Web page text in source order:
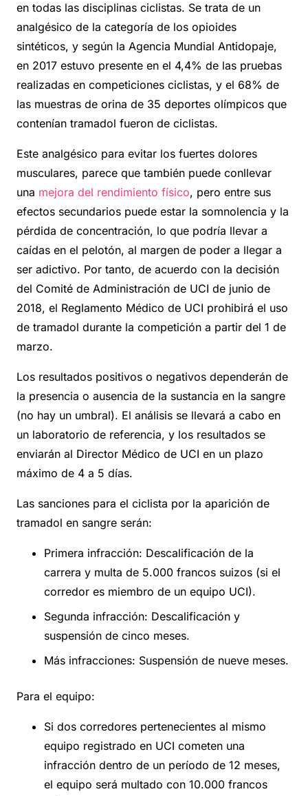
en todas las disciplinas ciclistas. Se trata de un
analgésico de la categoría de los opioides
sintéticos, y según la Agencia Mundial Antidopaje,
en 2017 estuvo presente en el 4,4% de las pruebas
realizadas en competiciones ciclistas, y el 68% de
las muestras de orina de 35 deportes olímpicos que
contenían tramadol fueron de ciclistas.
Este analgésico para evitar los fuertes dolores
musculares, parece que también puede conllevar
una mejora del rendimiento físico, pero entre sus
efectos secundarios puede estar la somnolencia y la
pérdida de concentración, lo que podría llevar a
caídas en el pelotón, al margen de poder a llegar a
ser adictivo. Por tanto, de acuerdo con la decisión
del Comité de Administración de UCI de junio de
2018, el Reglamento Médico de UCI prohibirá el uso
de tramadol durante la competición a partir del 1 de
marzo.
Los resultados positivos o negativos dependerán de
la presencia o ausencia de la sustancia en la sangre
(no hay un umbral). El análisis se llevará a cabo en
un laboratorio de referencia, y los resultados se
enviarán al Director Médico de UCI en un plazo
máximo de 4 a 5 días.
Las sanciones para el ciclista por la aparición de
tramadol en sangre serán:
Primera infracción: Descalificación de la
carrera y multa de 5.000 francos suizos (si el
corredor es miembro de un equipo UCI).
Segunda infracción: Descalificación y
suspensión de cinco meses.
Más infracciones: Suspensión de nueve meses.
Para el equipo:
Si dos corredores pertenecientes al mismo
equipo registrado en UCI cometen una
infracción dentro de un período de 12 meses,
el equipo será multado con 10.000 francos